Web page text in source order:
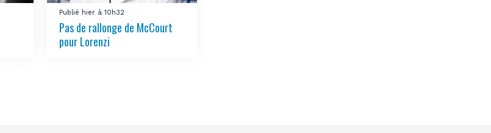
Publié hier à 10h32
Pas de rallonge de McCourt
pour Lorenzi